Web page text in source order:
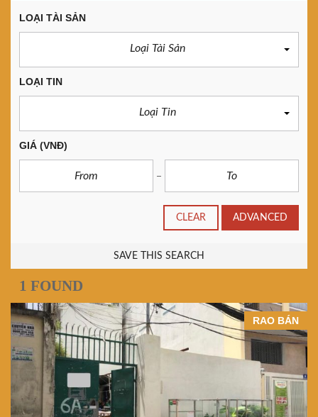
LOẠI TÀI SẢN
Loại Tài Sản
LOẠI TIN
Loại Tin
GIÁ (VNĐ)
CLEAR ADVANCED
SAVE THIS SEARCH
1 FOUND
RAO BÁN